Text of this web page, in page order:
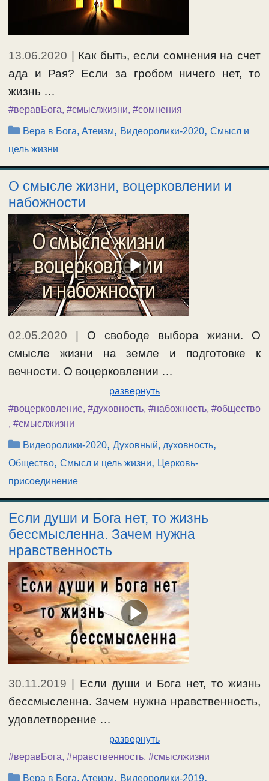
13.06.2020
Как быть, если сомнения на счет
ада и Рая? Если за гробом ничего нет, то
жизнь …
#веравБога, #смыслжизни, #сомнения
Рубрики
Вера в Бога, Атеизм, Видеоролики-2020,Смысл и
цель жизни
О смысле жизни, воцерковлении и
набожности
02.05.2020
О свободе выбора жизни. О
смысле жизни на земле и подготовке к
вечности. О воцерковлении …
развернуть
#воцерковление, #духовность, #набожность, #общество
, #смыслжизни
Рубрики
Видеоролики-2020,Духовный, духовность,
Общество, Смысл и цель жизни, Церковь-
присоединение
Если души и Бога нет, то жизнь
бессмысленна. Зачем нужна
нравственность
30.11.2019
Если души и Бога нет, то жизнь
бессмысленна. Зачем нужна нравственность,
удовлетворение …
развернуть
#веравБога, #нравственность, #смыслжизни
Рубрики
Вера в Бога, Атеизм, Видеоролики-2019,